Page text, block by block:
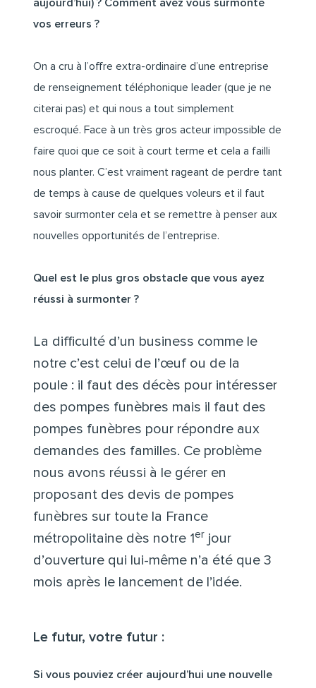
aujourd’hui) ? Comment avez vous surmonté
vos erreurs ?
On a cru à l’offre extra-ordinaire d’une entreprise
de renseignement téléphonique leader (que je ne
citerai pas) et qui nous a tout simplement
escroqué. Face à un très gros acteur impossible de
faire quoi que ce soit à court terme et cela a failli
nous planter. C’est vraiment rageant de perdre tant
de temps à cause de quelques voleurs et il faut
savoir surmonter cela et se remettre à penser aux
nouvelles opportunités de l’entreprise.
Quel est le plus gros obstacle que vous ayez
réussi à surmonter ?
La difficulté d’un business comme le
notre c’est celui de l’œuf ou de la
poule : il faut des décès pour intéresser
des pompes funèbres mais il faut des
pompes funèbres pour répondre aux
demandes des familles. Ce problème
nous avons réussi à le gérer en
proposant des devis de pompes
funèbres sur toute la France
métropolitaine dès notre 1er jour
d’ouverture qui lui-même n’a été que 3
mois après le lancement de l’idée.
Le futur, votre futur :
Si vous pouviez créer aujourd’hui une nouvelle